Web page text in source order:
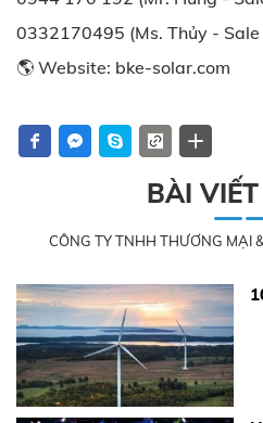
0332170495 (Ms. Thủy -
🌎 Website: bke-solar.com
BÀI
CÔNG TY TNHH THƯƠNG MẠI